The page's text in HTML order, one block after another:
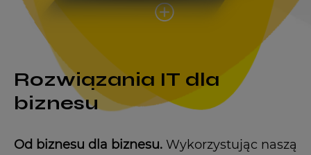
Rozwiązania IT dla
biznesu
Od biznesu dla biznesu. Wykorzystując naszą